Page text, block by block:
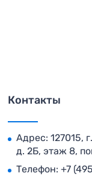
Контакты
Адрес: 127015,
д. 2Б, этаж 8,
Телефон: +7